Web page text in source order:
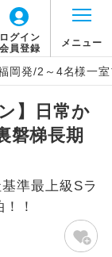
ログイン
会員登録
メニュー
福岡発/2～4名様一
】日常か
磐梯長期
準最上級Sラ
！
含まれてお
なります。
円
円
：大人
円、子
復路到着空港
最終日出発空港
します。
内での観光案内